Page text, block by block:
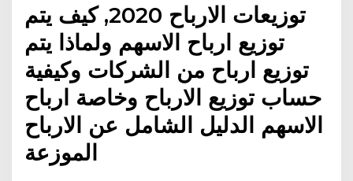
توزيعات الارباح 2020, كيف يتم
توزيع ارباح الاسهم ولماذا يتم
توزيع ارباح من الشركات وكيفية
حساب توزيع الارباح وخاصة ارباح
الاسهم الدليل الشامل عن الارباح
الموزعة